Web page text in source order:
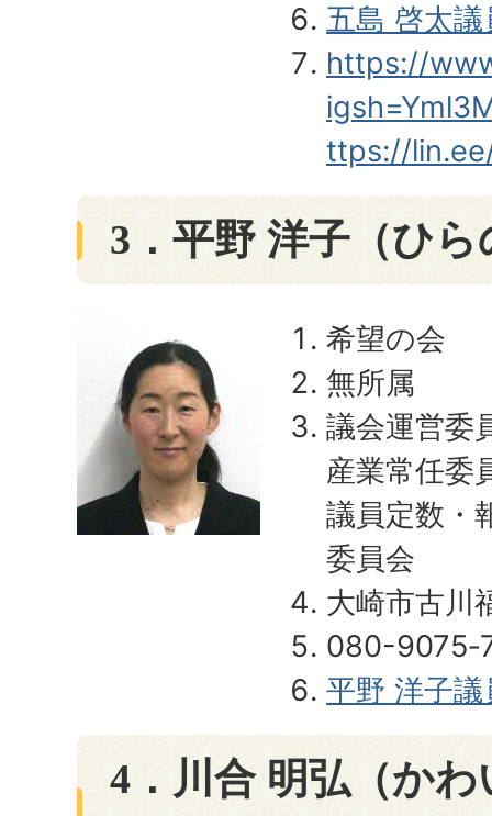
五島 啓太
https://
ttps://
3．平野 洋子（ひ
希望の会
無所属
議会運営委
産業常任委
議員定数・
委員会
大崎市古川
080-
平野 洋子
4．川合 明弘（か